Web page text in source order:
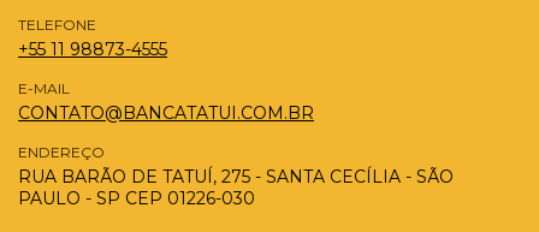
TELEFONE
+55 11 98873-4555
E-MAIL
CONTATO@BANCATATUI.COM.BR
ENDEREÇO
RUA BARÃO DE TATUÍ, 275 - SANTA CECÍLIA - SÃO
PAULO - SP CEP 01226-030